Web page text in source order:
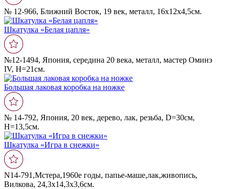
№ 12-966, Ближний Восток, 19 век, металл, 16х12х4,5см.
Шкатулка «Белая цапля»
№12-1494, Япония, середина 20 века, металл, мастер Оминэ
IV, Н=21см.
Большая лаковая коробка на ножке
№ 14-792, Япония, 20 век, дерево, лак, резьба, D=30см,
Н=13,5см.
Шкатулка «Игра в снежки»
N14-791,Мстера,1960е годы, папье-маше,лак,живопись,
Вилкова, 24,3х14,3х3,6см.